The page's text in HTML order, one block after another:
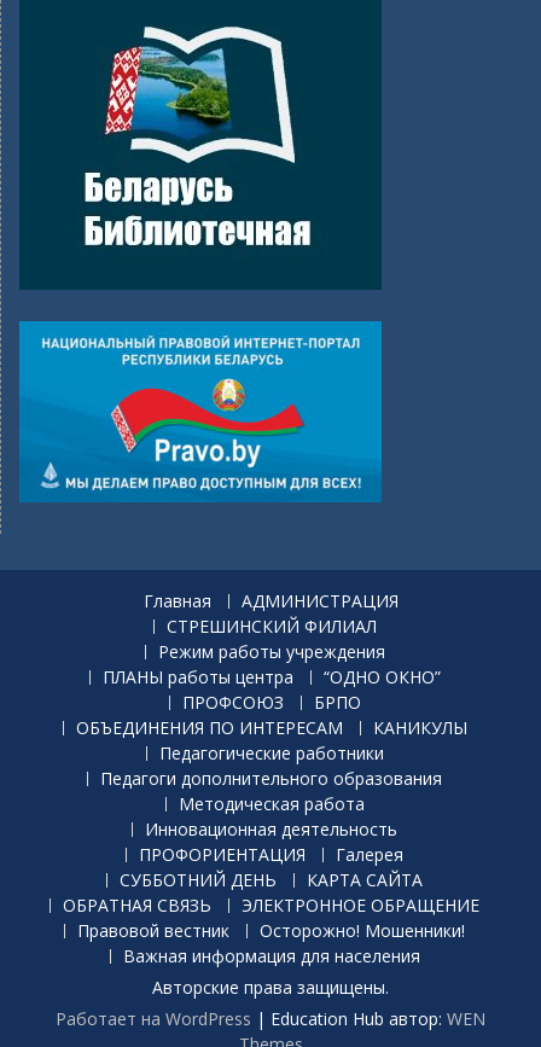
Главная
АДМИНИСТРАЦИЯ
СТРЕШИНСКИЙ ФИЛИАЛ
Режим работы учреждения
ПЛАНЫ работы центра
“ОДНО ОКНО”
ПРОФСОЮЗ
БРПО
ОБЪЕДИНЕНИЯ ПО ИНТЕРЕСАМ
КАНИКУЛЫ
Педагогические работники
Педагоги дополнительного образования
Методическая работа
Инновационная деятельность
ПРОФОРИЕНТАЦИЯ
Галерея
СУББОТНИЙ ДЕНЬ
КАРТА САЙТА
ОБРАТНАЯ СВЯЗЬ
ЭЛЕКТРОННОЕ ОБРАЩЕНИЕ
Правовой вестник
Осторожно! Мошенники!
Важная информация для населения
Авторские права защищены.
Работает на WordPress | Education Hub автор: WEN